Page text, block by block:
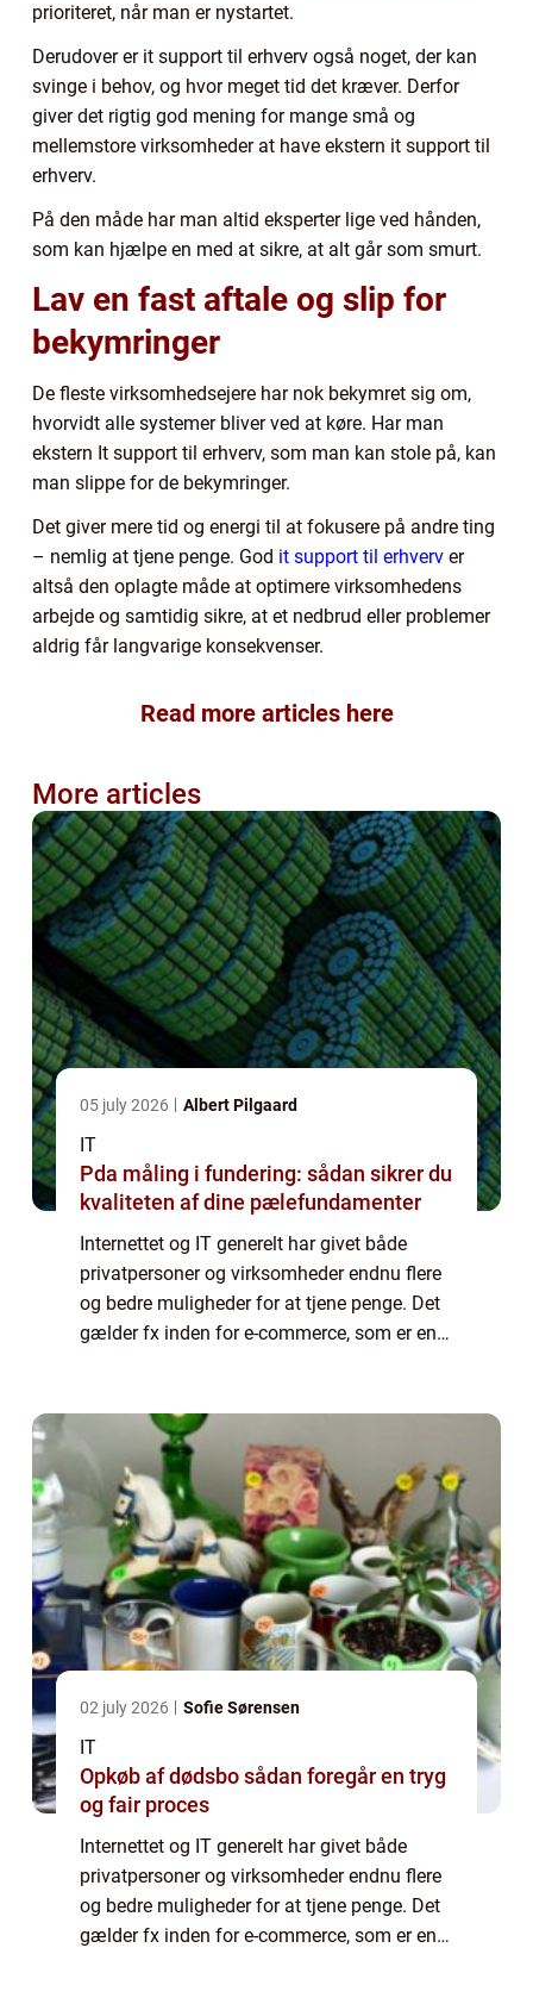
prioriteret, når man er nystartet.
Derudover er it support til erhverv også noget, der kan
svinge i behov, og hvor meget tid det kræver. Derfor
giver det rigtig god mening for mange små og
mellemstore virksomheder at have ekstern it support til
erhverv.
På den måde har man altid eksperter lige ved hånden,
som kan hjælpe en med at sikre, at alt går som smurt.
Lav en fast aftale og slip for
bekymringer
De fleste virksomhedsejere har nok bekymret sig om,
hvorvidt alle systemer bliver ved at køre. Har man
ekstern It support til erhverv, som man kan stole på, kan
man slippe for de bekymringer.
Det giver mere tid og energi til at fokusere på andre ting
– nemlig at tjene penge. God it support til erhverv er
altså den oplagte måde at optimere virksomhedens
arbejde og samtidig sikre, at et nedbrud eller problemer
aldrig får langvarige konsekvenser.
Read more articles here
More articles
05 july 2026 Albert Pilgaard
IT
Pda måling i fundering: sådan sikrer du
kvaliteten af dine pælefundamenter
Internettet og IT generelt har givet både
privatpersoner og virksomheder endnu flere
og bedre muligheder for at tjene penge. Det
gælder fx inden for e-commerce, som er en
02 july 2026 Sofie Sørensen
IT
Opkøb af dødsbo sådan foregår en tryg
og fair proces
Internettet og IT generelt har givet både
privatpersoner og virksomheder endnu flere
og bedre muligheder for at tjene penge. Det
gælder fx inden for e-commerce, som er en